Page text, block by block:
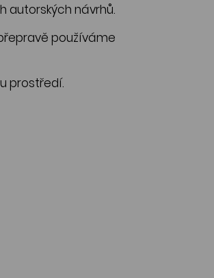
autorských návrhů.
používáme
prostředí.